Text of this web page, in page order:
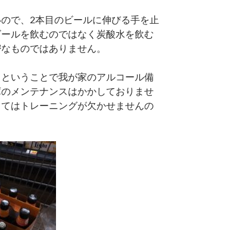
で、2本目のビールに伸びる手を止
ルを飲むのではなく炭酸水を飲む
ものではありません。
いうことで我が家のアルコール備
メンテナンスはかかしておりませ
はトレーニングが欠かせませんの